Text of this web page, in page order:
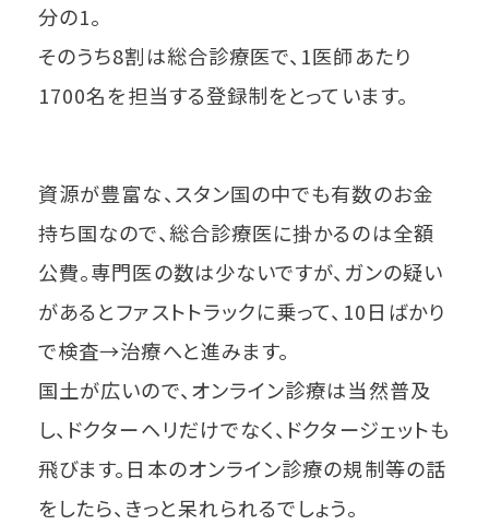
分の1。
そのうち8割は総合診療医で、1医師あたり
1700名を担当する登録制をとっています。
資源が豊富な、スタン国の中でも有数のお金
持ち国なので、総合診療医に掛かるのは全額
公費。専門医の数は少ないですが、ガンの疑い
があるとファストトラックに乗って、10日ばかり
で検査→治療へと進みます。
国土が広いので、オンライン診療は当然普及
し、ドクターヘリだけでなく、ドクタージェットも
飛びます。日本のオンライン診療の規制等の話
をしたら、きっと呆れられるでしょう。